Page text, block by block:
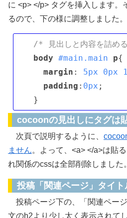
に <p> </p> タグを挿入します。
るので、下の様に調整しました。
/* 見出しと内容を詰め
body
#main .main p{
margin : 5px 0px
padding : 0px ;
cocoonの見出しにタグは
次頁で説明するように、
ません。よって、<a> </a>は貼
れ関係のcssは全部削除しました。
投稿「関連ページ」タイ
投稿ページ下の、「関連ペー
文のh2より少し太く表示されて